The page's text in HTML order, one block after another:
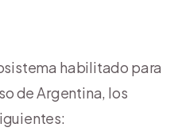
habilitado para
de Argentina, los